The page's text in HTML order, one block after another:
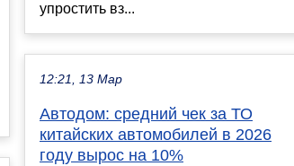
упростить вз...
12:21, 13 Мар
Автодом: средний чек за ТО
китайских автомобилей в 2026
году вырос на 10%